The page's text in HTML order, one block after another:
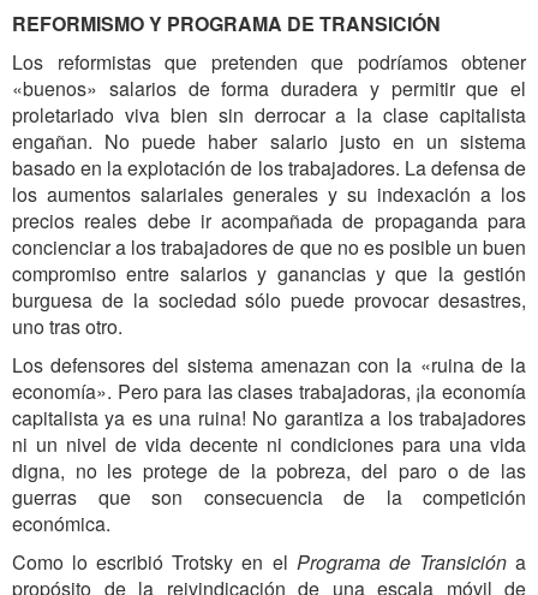
REFORMISMO Y PROGRAMA DE TRANSICIÓN
Los reformistas que pretenden que podríamos obtener
«buenos» salarios de forma duradera y permitir que el
proletariado viva bien sin derrocar a la clase capitalista
engañan. No puede haber salario justo en un sistema
basado en la explotación de los trabajadores. La defensa de
los aumentos salariales generales y su indexación a los
precios reales debe ir acompañada de propaganda para
concienciar a los trabajadores de que no es posible un buen
compromiso entre salarios y ganancias y que la gestión
burguesa de la sociedad sólo puede provocar desastres,
uno tras otro.
Los defensores del sistema amenazan con la «ruina de la
economía». Pero para las clases trabajadoras, ¡la economía
capitalista ya es una ruina! No garantiza a los trabajadores
ni un nivel de vida decente ni condiciones para una vida
digna, no les protege de la pobreza, del paro o de las
guerras que son consecuencia de la competición
económica.
Como lo escribió Trotsky en el Programa de Transicióna
propósito de la reivindicación de una escala móvil de